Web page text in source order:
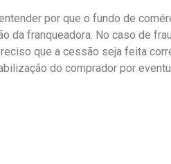
por que o fundo de
franqueadora. No caso de
que a cessão seja feita
do comprador por